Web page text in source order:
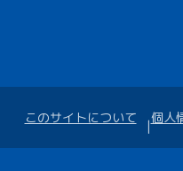
このサイトについて 個人